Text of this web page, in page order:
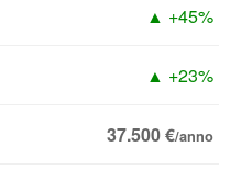
▲ +45%
▲ +23%
37.500 €/anno